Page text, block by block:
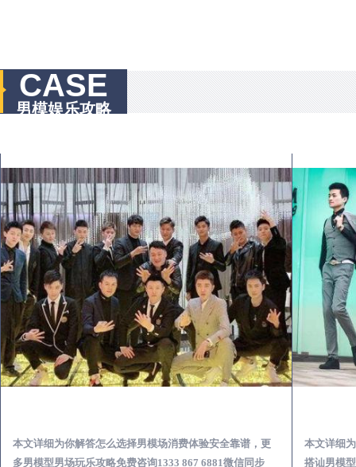
CASE
男模娱乐攻略
本文详细为你解答怎么选择男模场消费体验安全靠谱，更
多男模型男场玩乐攻略免费咨询1333 867 6881微信同步
本文详细
搭讪男模